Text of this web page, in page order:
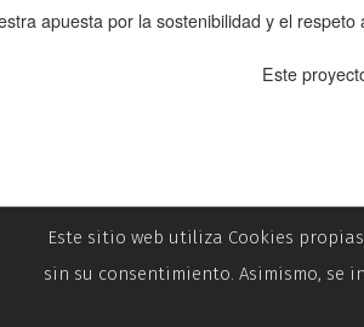
apuesta por la sostenibilidad y el
Este
Este sitio web utiliza Cookies
sin su consentimiento. Asimismo, se